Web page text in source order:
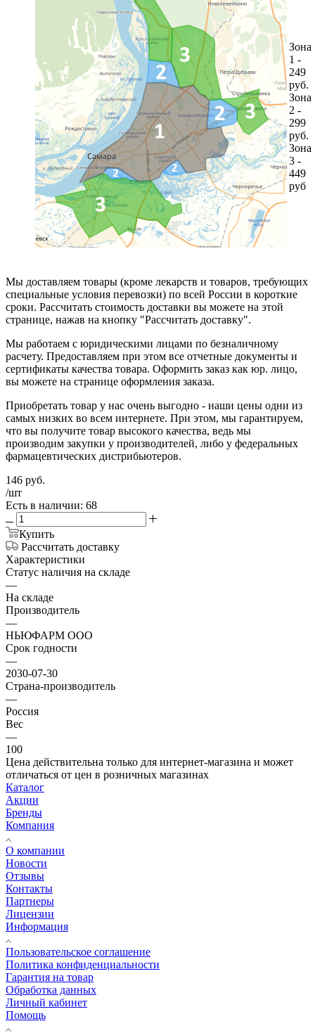
Зона
1 -
249
руб.
Зона
2 -
299
руб.
Зона
3 -
449
руб
Мы доставляем товары (кроме лекарств и товаров, требующих
специальные условия перевозки) по всей России в короткие
сроки. Рассчитать стоимость доставки вы можете на этой
странице, нажав на кнопку "Рассчитать доставку".
Мы работаем с юридическими лицами по безналичному
расчету. Предоставляем при этом все отчетные документы и
сертификаты качества товара. Оформить заказ как юр. лицо,
вы можете на странице оформления заказа.
Приобретать товар у нас очень выгодно - наши цены одни из
самых низких во всем интернете. При этом, мы гарантируем,
что вы получите товар высокого качества, ведь мы
производим закупки у производителей, либо у федеральных
фармацевтических дистрибьютеров.
146 руб.
/шт
Есть в наличии: 68
Купить
Рассчитать доставку
Характеристики
Статус наличия на складе
—
На складе
Производитель
—
НЬЮФАРМ ООО
Срок годности
—
2030-07-30
Страна-производитель
—
Россия
Вес
—
100
Цена действительна только для интернет-магазина и может
отличаться от цен в розничных магазинах
Каталог
Акции
Бренды
Компания
О компании
Новости
Отзывы
Контакты
Партнеры
Лицензии
Информация
Пользовательское соглашение
Политика конфиденциальности
Гарантия на товар
Обработка данных
Личный кабинет
Помощь